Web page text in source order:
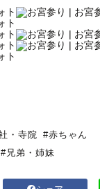
・寺院
#赤ちゃん
#兄弟・姉妹